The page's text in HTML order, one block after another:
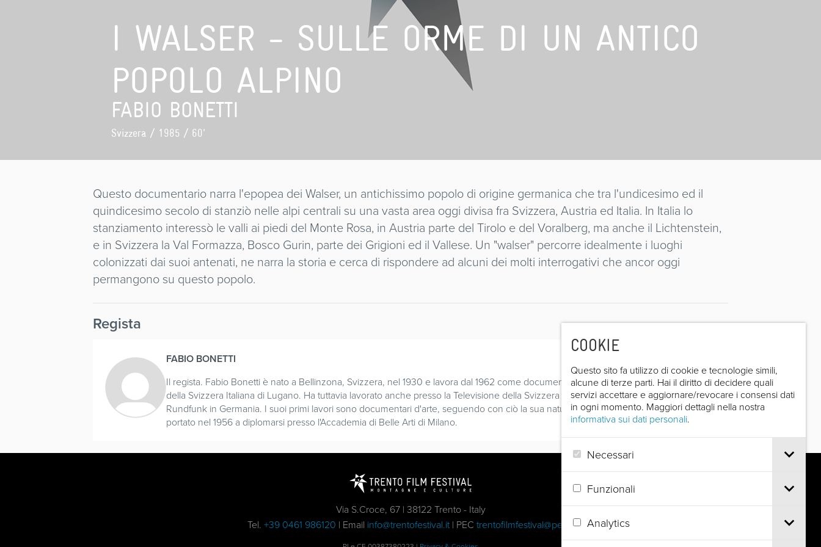
COOKIE
Questo sito fa utilizzo di cookie e tecnologie simili,
alcune di terze parti. Hai il diritto di decidere quali
servizi accettare e aggiornare/revocare i consensi dati
in ogni momento. Maggiori dettagli nella nostra
informativa sui dati personali.
Necessari
Funzionali
Analytics
I WALSER - SULLE ORME DI UN ANTICO
POPOLO ALPINO
FABIO BONETTI
Svizzera / 1985 / 60'
Questo documentario narra l'epopea dei Walser, un antichissimo popolo di origine germanica che tra l'undicesimo ed il
quindicesimo secolo di stanziò nelle alpi centrali su una vasta area oggi divisa fra Svizzera, Austria ed Italia. In Italia lo
stanziamento interessò le valli ai piedi del Monte Rosa, in Austria parte del Tirolo e del Voralberg, ma anche il Lichtenstein,
e in Svizzera la Val Formazza, Bosco Gurin, parte dei Grigioni ed il Vallese. Un "walser" percorre idealmente i luoghi
colonizzati dai suoi antenati, ne narra la storia e cerca di rispondere ad alcuni dei molti interrogativi che ancor oggi
permangono su questo popolo.
Regista
FABIO BONETTI
Il regista. Fabio Bonetti è nato a Bellinzona, Svizzera, nel 1930 e lavora dal 1962 come documentarista presso la Radiotelevisione
della Svizzera Italiana di Lugano. Ha tuttavia lavorato anche presso la Televisione della Svizzera tedesca e per la Westdeutscher
Rundfunk in Germania. I suoi primi lavori sono documentari d'arte, seguendo con ciò la sua naturale inclinazione che lo aveva
portato nel 1956 a diplomarsi presso l'Accademia di Belle Arti di Milano.
Via S.Croce, 67 | 38122 Trento - Italy
Tel. +39 0461 986120 | Email info@trentofestival.it| PEC trentofilmfestival@pec.it